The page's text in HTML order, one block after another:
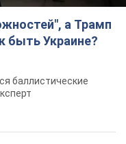
с европейскими
РФ по Киевской
лицея, её